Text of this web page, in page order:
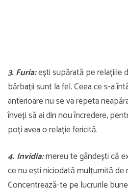
3. Furia:ești supărată pe relațiile
bărbații sunt la fel. Ceea ce s-a
anterioare nu se va repeta
înveți să ai din nou încredere,
poți avea o relație fericită.
4. Invidia:mereu te gândești că
ce nu ești niciodată mulțumită de
Concentrează-te pe lucrurile